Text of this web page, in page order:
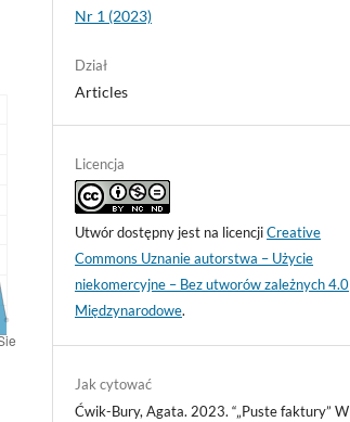
Nr 1 (2023)
Dział
Articles
Licencja
Utwór dostępny jest na licencjiCreative
Commons Uznanie autorstwa – Użycie
niekomercyjne – Bez utworów zależnych 4.0
Międzynarodowe.
Jak cytować
Ćwik-Bury, Agata. 2023. “„Puste faktury” W